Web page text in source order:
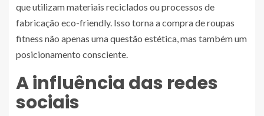
que utilizam materiais reciclados ou processos de
fabricação eco-friendly. Isso torna a compra de roupas
fitness não apenas uma questão estética, mas também um
posicionamento consciente.
A influência das redes
sociais